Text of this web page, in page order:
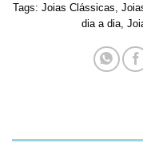
Tags: Joias Clássicas
dia a dia,